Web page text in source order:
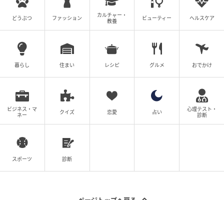
調査方法：インターネットサービスによる任意回答
調査実施日：2026年3月23日
調査対象：全国の20代〜60代の男女
有効回答数：300名
※記事内の情報は執筆時点の内容です。
※本記事は自社で募集したアンケートの回答結果をも
とにAIが本文を作成しておりますが、社内確認の後公
※本記事は、自社で募集したアンケートの回答者300名
の意見を集計した結果に基づき制作しています。社会
全体の意見を代表、あるいは断定するものではないこ
どうぶつ ファッション
カルチャー・
教養
ビューティー ヘルスケア
暮らし 住まい レシピ グルメ おでかけ
ビジネス・マ
ネー
クイズ 恋愛 占い
心理テスト・
診断
スポーツ 診断